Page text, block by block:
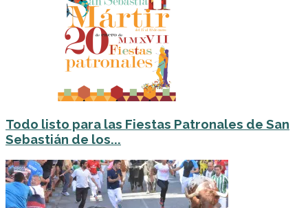
Todo listo para las Fiestas Patronales de San
Sebastián de los...